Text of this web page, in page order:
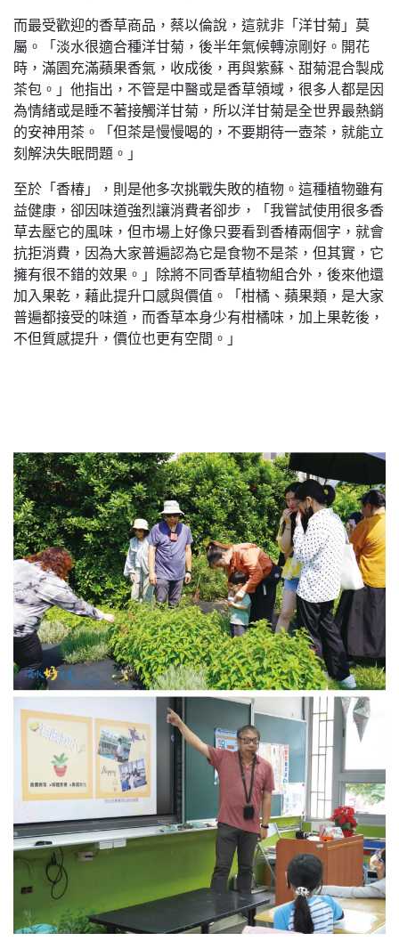
而最受歡迎的香草商品，蔡以倫說，這就非「洋甘菊」莫
屬。「淡水很適合種洋甘菊，後半年氣候轉涼剛好。開花
時，滿園充滿蘋果香氣，收成後，再與紫蘇、甜菊混合製成
茶包。」他指出，不管是中醫或是香草領域，很多人都是因
為情緒或是睡不著接觸洋甘菊，所以洋甘菊是全世界最熱銷
的安神用茶。「但茶是慢慢喝的，不要期待一壺茶，就能立
刻解決失眠問題。」
至於「香椿」，則是他多次挑戰失敗的植物。這種植物雖有
益健康，卻因味道強烈讓消費者卻步，「我嘗試使用很多香
草去壓它的風味，但市場上好像只要看到香椿兩個字，就會
抗拒消費，因為大家普遍認為它是食物不是茶，但其實，它
擁有很不錯的效果。」除將不同香草植物組合外，後來他還
加入果乾，藉此提升口感與價值。「柑橘、蘋果類，是大家
普遍都接受的味道，而香草本身少有柑橘味，加上果乾後，
不但質感提升，價位也更有空間。」